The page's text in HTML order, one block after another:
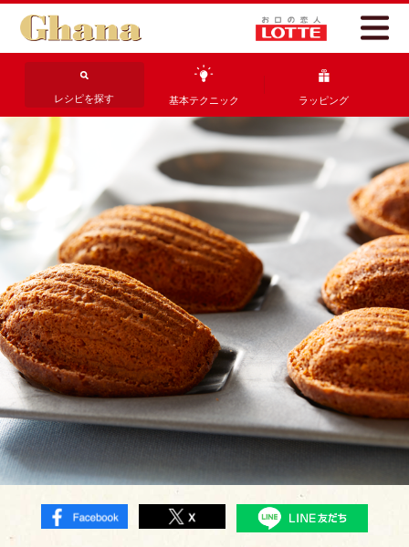
レシピを探す 基本テクニック ラッピング